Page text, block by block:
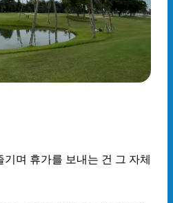
며 휴가를 보내는 건 그 자체